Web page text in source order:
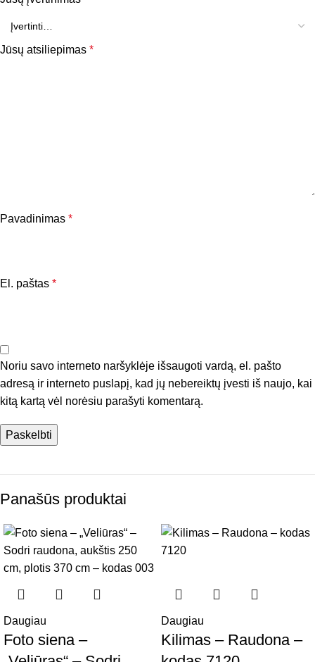
Jūsų atsiliepimas *
Pavadinimas *
El. paštas *
Noriu savo interneto naršyklėje išsaugoti vardą, el. pašto
adresą ir interneto puslapį, kad jų nebereiktų įvesti iš naujo, kai
kitą kartą vėl norėsiu parašyti komentarą.
Panašūs produktai
Daugiau
Foto siena –
Daugiau
Kilimas – Raudona –